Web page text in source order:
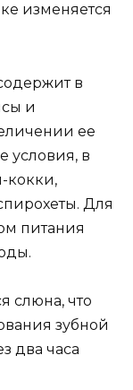
изменяется
в
и
ее
условия, в
кокки,
Для
питания
слюна, что
зубной
два часа